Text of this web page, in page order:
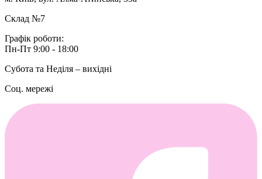
Склад №7
Графік роботи:
Пн-Пт 9:00 - 18:00
Субота та Неділя – вихідні
Соц. мережі